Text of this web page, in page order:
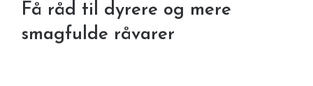
Få råd til dyrere og mere
smagfulde råvarer